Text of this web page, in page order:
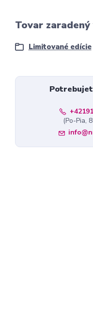
Tovar
Limitované edície
(Po-Pia,